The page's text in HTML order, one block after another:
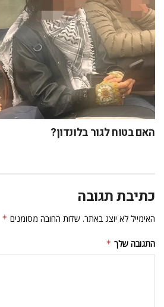
האם בטוח לגור בלונדון?
כתיבת תגובה
האימייל לא יוצג באתר. שדות החובה מסומנים *
התגובה שלך *